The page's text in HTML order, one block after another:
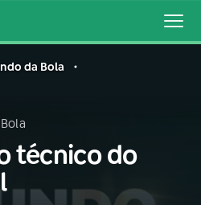
da Bola
técnico do